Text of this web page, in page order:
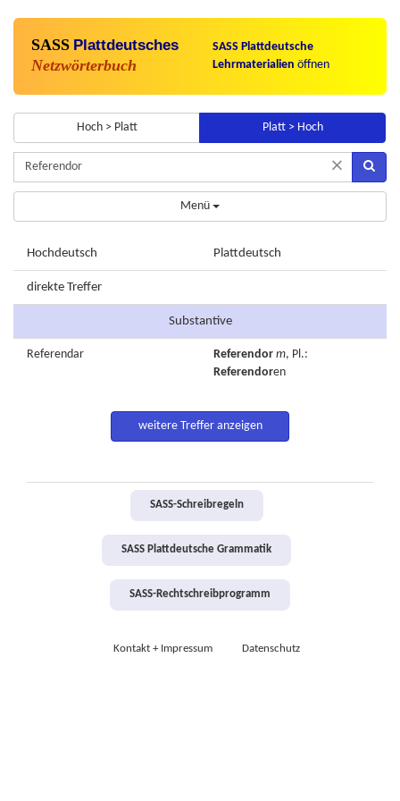
SASS Plattdeutsches
Netzwörterbuch
SASS Plattdeutsche
Lehrmaterialien öffnen
Hoch > Platt Platt > Hoch
×
Menü
Hochdeutsch Plattdeutsch
direkte Treffer
Substantive
Referendar Referendor m, Pl.:
Referendoren
weitere Treffer anzeigen
SASS-Schreibregeln
SASS Plattdeutsche Grammatik
SASS-Rechtschreibprogramm
Kontakt + Impressum Datenschutz